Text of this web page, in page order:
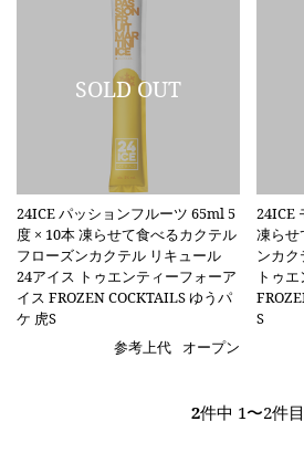
24ICE パッションフルーツ 65ml 5
度 × 10本 凍らせて食べるカクテル
フローズンカクテル リキュール
24アイス トゥエンティーフォーア
イス FROZEN COCKTAILS ゆうパ
ケ 虎S
参考上代
オープン
24ICE
凍らせ
ンカク
トゥ
S
2件中 1〜2件目